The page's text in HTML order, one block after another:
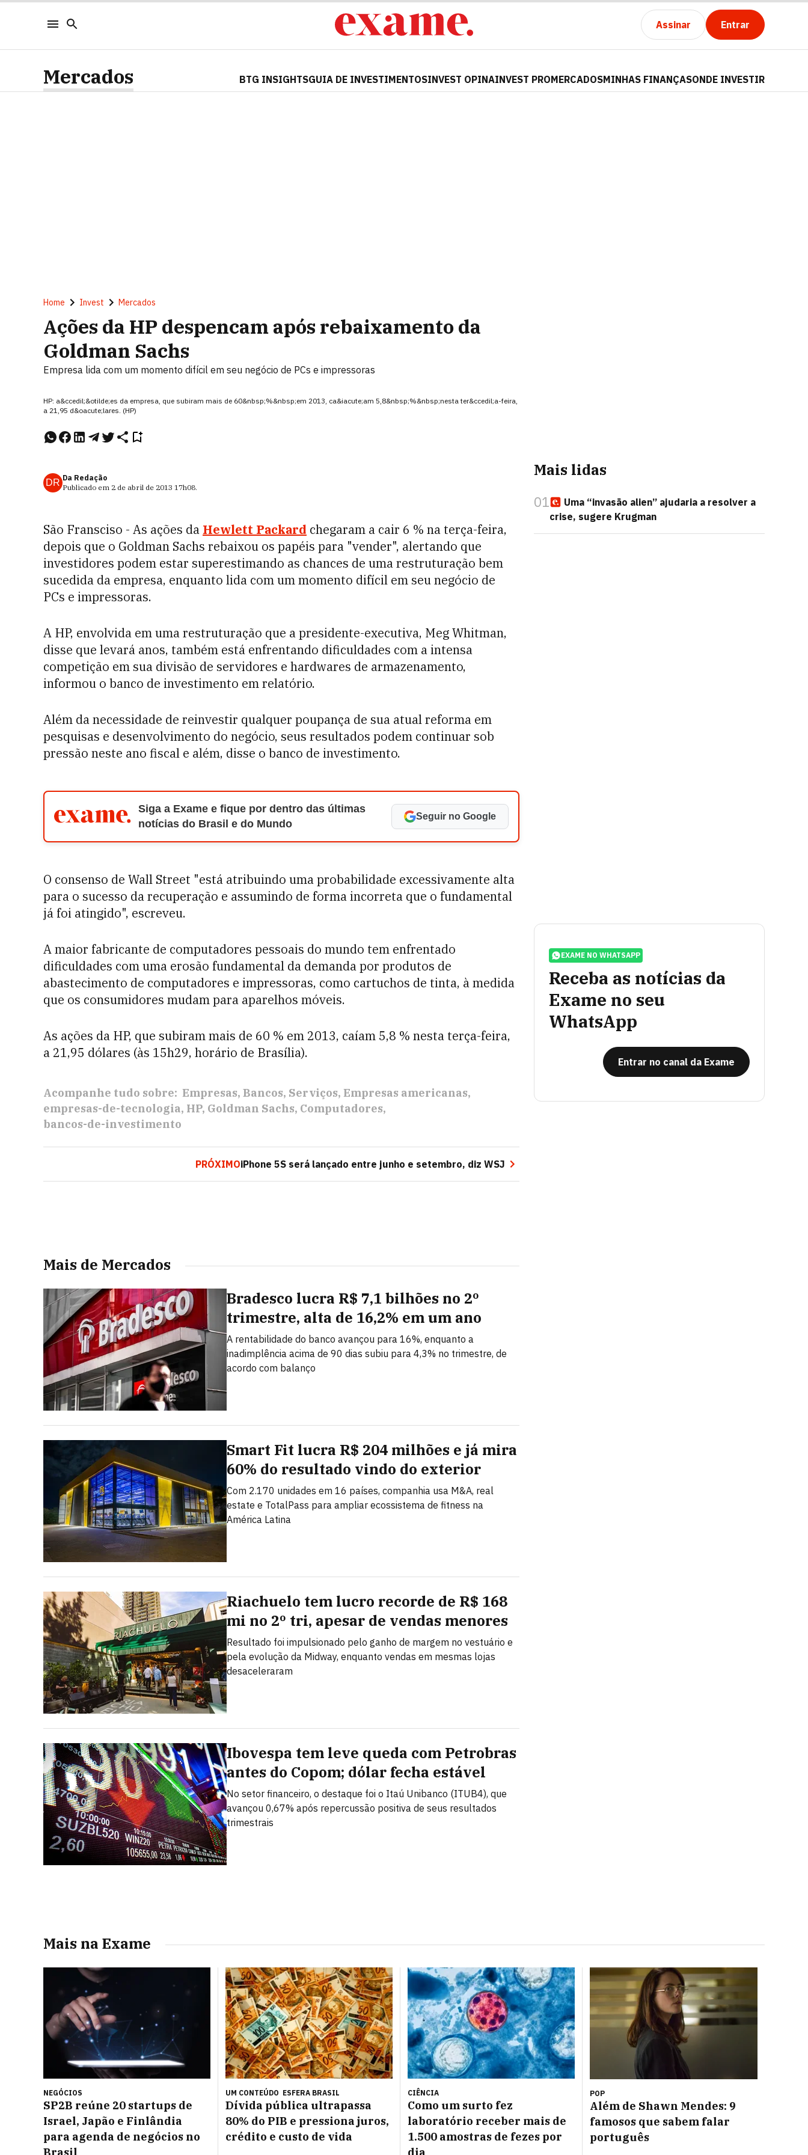
Assinar Entrar
Mercados BTG INSIGHTSGUIA DE INVESTIMENTOSINVEST OPINAINVEST PROMERCADOSMINHAS FINANÇASONDE INVESTIR
Home Invest Mercados
Ações da HP despencam após rebaixamento da
Goldman Sachs
Empresa lida com um momento difícil em seu negócio de PCs e impressoras
HP: a&ccedil;&otilde;es da empresa, que subiram mais de 60&nbsp;%&nbsp;em 2013, ca&iacute;am 5,8&nbsp;%&nbsp;nesta ter&ccedil;a-feira,
a 21,95 d&oacute;lares. (HP)
DR Da Redação
Publicado em 2 de abril de 2013 17h08.
São Fransciso - As ações da Hewlett Packard chegaram a cair 6 % na terça-feira,
depois que o Goldman Sachs rebaixou os papéis para "vender", alertando que
investidores podem estar superestimando as chances de uma restruturação bem
sucedida da empresa, enquanto lida com um momento difícil em seu negócio de
PCs e impressoras.
A HP, envolvida em uma restruturação que a presidente-executiva, Meg Whitman,
disse que levará anos, também está enfrentando dificuldades com a intensa
competição em sua divisão de servidores e hardwares de armazenamento,
informou o banco de investimento em relatório.
Além da necessidade de reinvestir qualquer poupança de sua atual reforma em
pesquisas e desenvolvimento do negócio, seus resultados podem continuar sob
pressão neste ano fiscal e além, disse o banco de investimento.
Siga a Exame e fique por dentro das últimas
notícias do Brasil e do Mundo
Seguir no Google
O consenso de Wall Street "está atribuindo uma probabilidade excessivamente alta
para o sucesso da recuperação e assumindo de forma incorreta que o fundamental
já foi atingido", escreveu.
A maior fabricante de computadores pessoais do mundo tem enfrentado
dificuldades com uma erosão fundamental da demanda por produtos de
abastecimento de computadores e impressoras, como cartuchos de tinta, à medida
que os consumidores mudam para aparelhos móveis.
As ações da HP, que subiram mais de 60 % em 2013, caíam 5,8 % nesta terça-feira,
a 21,95 dólares (às 15h29, horário de Brasília).
Acompanhe tudo sobre: Empresas Bancos Serviços Empresas americanas
empresas-de-tecnologia HP Goldman Sachs Computadores
bancos-de-investimento
PRÓXIMOiPhone 5S será lançado entre junho e setembro, diz WSJ
Mais de Mercados
Bradesco lucra R$ 7,1 bilhões no 2º
trimestre, alta de 16,2% em um ano
A rentabilidade do banco avançou para 16%, enquanto a
inadimplência acima de 90 dias subiu para 4,3% no trimestre, de
acordo com balanço
Smart Fit lucra R$ 204 milhões e já mira
60% do resultado vindo do exterior
Com 2.170 unidades em 16 países, companhia usa M&A, real
estate e TotalPass para ampliar ecossistema de fitness na
América Latina
Riachuelo tem lucro recorde de R$ 168
mi no 2º tri, apesar de vendas menores
Resultado foi impulsionado pelo ganho de margem no vestuário e
pela evolução da Midway, enquanto vendas em mesmas lojas
desaceleraram
Ibovespa tem leve queda com Petrobras
antes do Copom; dólar fecha estável
No setor financeiro, o destaque foi o Itaú Unibanco (ITUB4), que
avançou 0,67% após repercussão positiva de seus resultados
trimestrais
Mais lidas
01
Uma “invasão alien” ajudaria a resolver a
crise, sugere Krugman
EXAME NO WHATSAPP
Receba as notícias da
Exame no seu
WhatsApp
Entrar no canal da Exame
Mais na Exame
NEGÓCIOS
SP2B reúne 20 startups de
Israel, Japão e Finlândia
para agenda de negócios no
UM CONTEÚDO ESFERA BRASIL
Dívida pública ultrapassa
80% do PIB e pressiona juros,
crédito e custo de vida
CIÊNCIA
Como um surto fez
laboratório receber mais de
1.500 amostras de fezes por
POP
Além de Shawn Mendes: 9
famosos que sabem falar
português